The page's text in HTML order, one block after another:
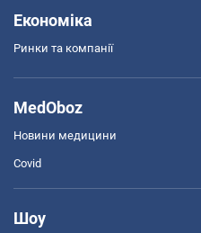
Економіка
Ринки та компанії
MedOboz
Новини медицини
Covid
Шоу